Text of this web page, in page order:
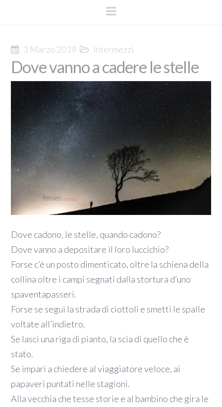
Navigation
3 Marzo 2019 Intermezzi
Dove vanno a cadere le stelle
Dove cadono, le stelle, quando cadono?
Dove vanno a depositare il loro luccichio?
Forse c’è un posto dimenticato, oltre la schiena della
collina oltre i campi segnati dalla stortura d’uno
spaventapasseri.
Forse se segui la strada di ciottoli e smetti le spalle
voltate all’indietro.
Se lasci una riga di pianto, la scia di quello che è
stato.
Se impari a chiedere al viaggiatore veloce, ai
papaveri puntati nelle stagioni.
Alla vecchia che tesse storie e al bambino che gira le